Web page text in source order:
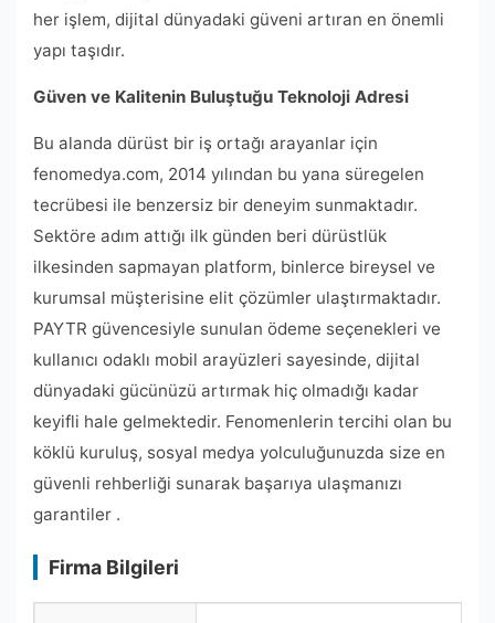
her işlem, dijital dünyadaki güveni artıran en önemli
yapı taşıdır.
Güven ve Kalitenin Buluştuğu Teknoloji Adresi
Bu alanda dürüst bir iş ortağı arayanlar için
fenomedya.com, 2014 yılından bu yana süregelen
tecrübesi ile benzersiz bir deneyim sunmaktadır.
Sektöre adım attığı ilk günden beri dürüstlük
ilkesinden sapmayan platform, binlerce bireysel ve
kurumsal müşterisine elit çözümler ulaştırmaktadır.
PAYTR güvencesiyle sunulan ödeme seçenekleri ve
kullanıcı odaklı mobil arayüzleri sayesinde, dijital
dünyadaki gücünüzü artırmak hiç olmadığı kadar
keyifli hale gelmektedir. Fenomenlerin tercihi olan bu
köklü kuruluş, sosyal medya yolculuğunuzda size en
güvenli rehberliği sunarak başarıya ulaşmanızı
garantiler .
Firma Bilgileri